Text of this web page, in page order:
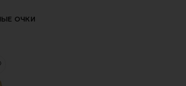
ОЧКИ
ПЛАТЬЕ EVELIA